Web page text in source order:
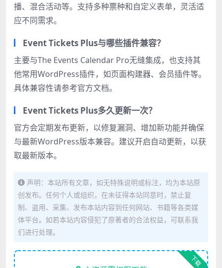
播、混合活动等。支持多种票种和自定义表单，灵活适
应不同需求。
Event Tickets Plus与哪些插件兼容？
主要与The Events Calendar Pro无缝集成，也支持其
他常用WordPress插件，如页面构建器、会员插件等。
具体兼容性请参考官方文档。
Event Tickets Plus多久更新一次？
官方会定期发布更新，以修复漏洞、增加新功能并确保
与最新WordPress版本兼容。建议开启自动更新，以获
取最新版本。
声明：本站所有文章，如无特殊说明或标注，均为本站原
创发布。任何个人或组织，在未征得本站同意时，禁止复
制、盗用、采集、发布本站内容到任何网站、书籍等各类媒
体平台。如若本站内容侵犯了原著者的合法权益，可联系我
们进行处理。
下载